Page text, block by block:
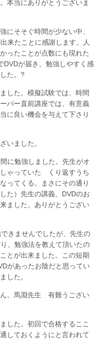
本当にありがとうございま
にそそぐ時間が少ない中、
来たことに感謝します。人
ったことが点数にも現れた
DVDが届き、勉強しやすく感
た。?
した。模擬試験では、時間
パー直前講座では、有意義
に良い機会を与えて下さり
いました。
に勉強しました。先生がオ
ゃっていた くり返すうち
ってくる。まさにその通り
た）先生の講義、DVDのお
ました。ありがとうござい
きませんでしたが、先生の
、勉強法を教えて頂いたの
とが出来ました。この短期
があったお陰だと思ってい
した。
ん。馬淵先生 有難うござい
した。初回で合格するここ
しておくようにと言われて